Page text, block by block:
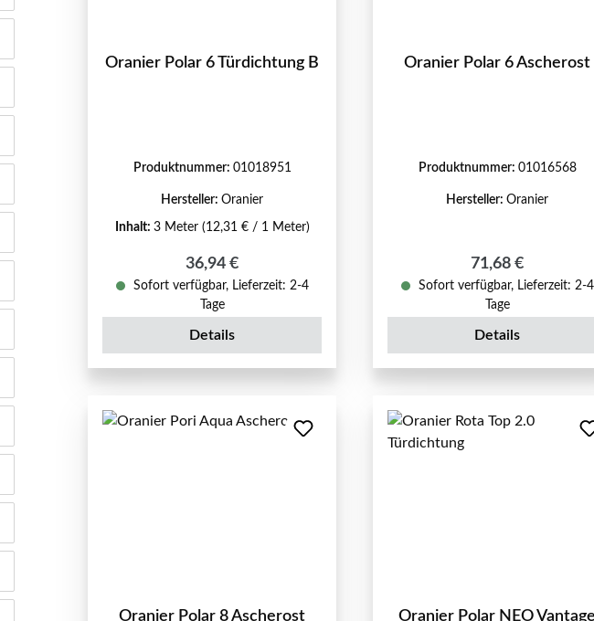
Oranier Polar 6 Türdichtung B
Produktnummer: 01018951
Hersteller:Oranier
Inhalt: 3 Meter (12,31 € / 1 Meter)
Regulärer Preis:
36,94 €
Sofort verfügbar, Lieferzeit: 2-4
Tage
Details
Oranier Polar 6 Ascherost
Produktnummer: 01016568
Hersteller:Oranier
Regulärer Preis:
71,68 €
Sofort verfügbar, Lieferzeit: 2-4
Tage
Details
Oranier Polar 8 Ascherost
Oranier Polar NEO Vantage